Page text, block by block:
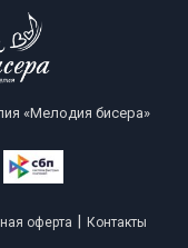
«Мелодия бисера»
оферта Контакты